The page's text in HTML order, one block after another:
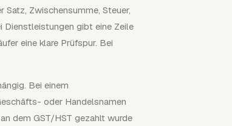
Zwischensumme, Steuer,
Dienstleistungen gibt eine Zeile
eine klare Prüfspur. Bei
Bei einem
oder Handelsnamen
dem GST/HST gezahlt wurde